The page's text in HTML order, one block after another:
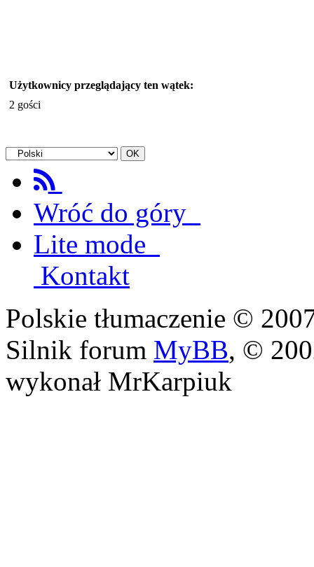
Użytkownicy przeglądający ten wątek:
2 gości
Wróć do góry
Lite mode
Kontakt
Polskie tłumaczenie ©
Silnik forum MyBB, ©
wykonał MrKarpiuk